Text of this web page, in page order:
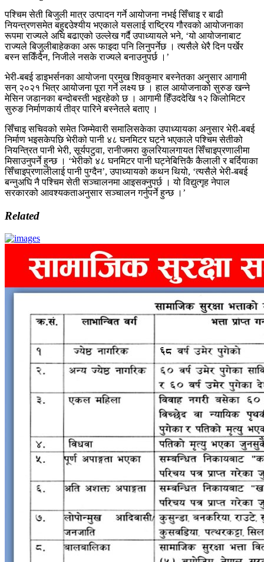
पश्चिम सेती बिजुली मात्र उत्पादन गर्ने आयोजना नभई सिँचाइ र बाढी
नियन्त्रणसमेत बहुद्दउेश्यीय भएकाले यसलाई राष्ट्रिय गौरवको आयोजनाका
रूपमा राज्यले अघि बढाएको उल्लेख गर्दै उपाध्यायले भने, ‘यो आयोजनाबाट
राज्यले बिजुलीबाहेकका अरू फाइदा पनि लिनुपर्नेछ । त्यसैले धेरै दिन पर्खेर
बस्न सकिँदैन, निजीले नसके राज्यले बनाउनुपर्छ ।’
भेरी-बबई डाइभर्सनका आयोजना प्रमुख शिवकुमार बस्नेतका अनुसार आगामी
सन् २०२१ भित्र आयोजना पूरा गर्ने लक्ष्य छ । हाल आयोजनाको सुरुङ खन्ने
मेसिन जडानका बन्दोबस्ती भइरहेको छ । आगामी हिँउददेखि १२ किलोमिटर
सुरुङ निर्माणकार्य तीव्र पारिने बस्नेतले बताए ।
सिँचाइ सचिवको समेत जिम्मेवारी समालिसकेका उपाध्यायका अनुसार भेरी-बबई
निर्माण भइसकेपछि भेरीको पानी ४८ घनमिटर घट्ने भएकाले पश्चिम सेतीको
नियन्त्रित पानी भेरी, सूर्यपटुवा, रानीजमरा कुलरियालगायत सिँचाइप्रणालीमा
मिसाउनुपर्ने हुन्छ । ‘भेरीको ४८ घनमिटर पानी घट्नेबित्तिकै कैलाली र बर्दियाका
सिँचाइप्रणालीलाई पानी पुग्दैन’, उपाध्यायको कथन थियो, ‘त्यसैले भेरी-बबई
बन्नुअघि नै पश्चिम सेती सञ्चालनमा आइसक्नुपर्छ । यो विद्युत्गृह नेपाल
सरकारको आवश्यकताअनुसार सञ्चालन गर्नुपर्ने हुन्छ ।’
Related